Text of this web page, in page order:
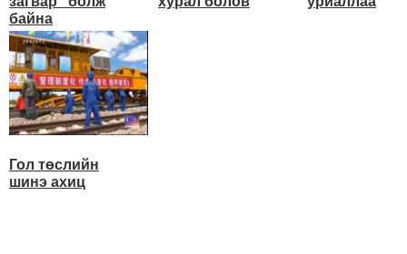
байна
Гол төслийн
шинэ ахиц